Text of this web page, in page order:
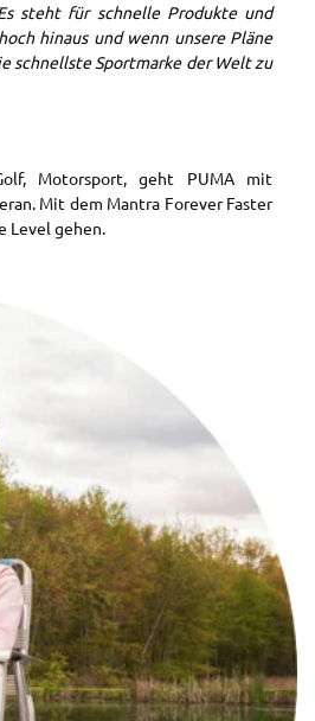
steht für schnelle Produkte und
hinaus und wenn unsere Pläne
schnellste Sportmarke der Welt zu
Motorsport, geht PUMA mit
Mit dem Mantra Forever Faster
Level gehen.